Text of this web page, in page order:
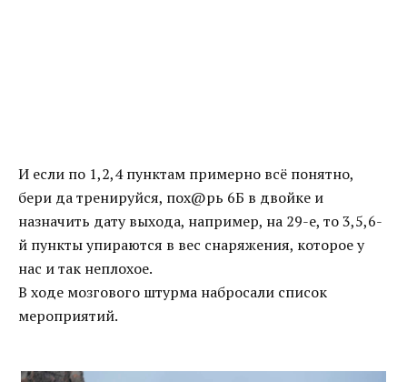
И если по 1,2,4 пунктам примерно всё понятно,
бери да тренируйся, пох@рь 6Б в двойке и
назначить дату выхода, например, на 29-е, то 3,5,6-
й пункты упираются в вес снаряжения, которое у
нас и так неплохое.
В ходе мозгового штурма набросали список
мероприятий.